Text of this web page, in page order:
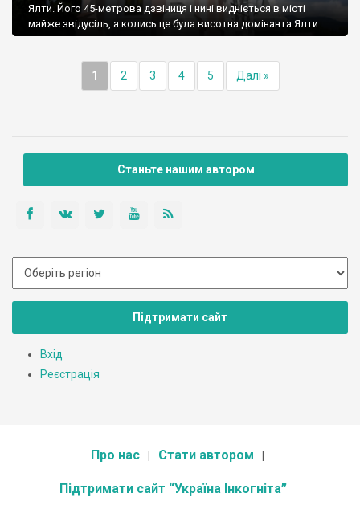
Ялти. Його 45-метрова дзвіниця і нині видніється в місті
майже звідусіль, а колись це була висотна домінанта Ялти.
1 2 3 4 5 Далі »
Станьте нашим автором
Підтримати сайт
Вхід
Реєстрація
Про нас Стати автором
Підтримати сайт “Україна Інкогніта”